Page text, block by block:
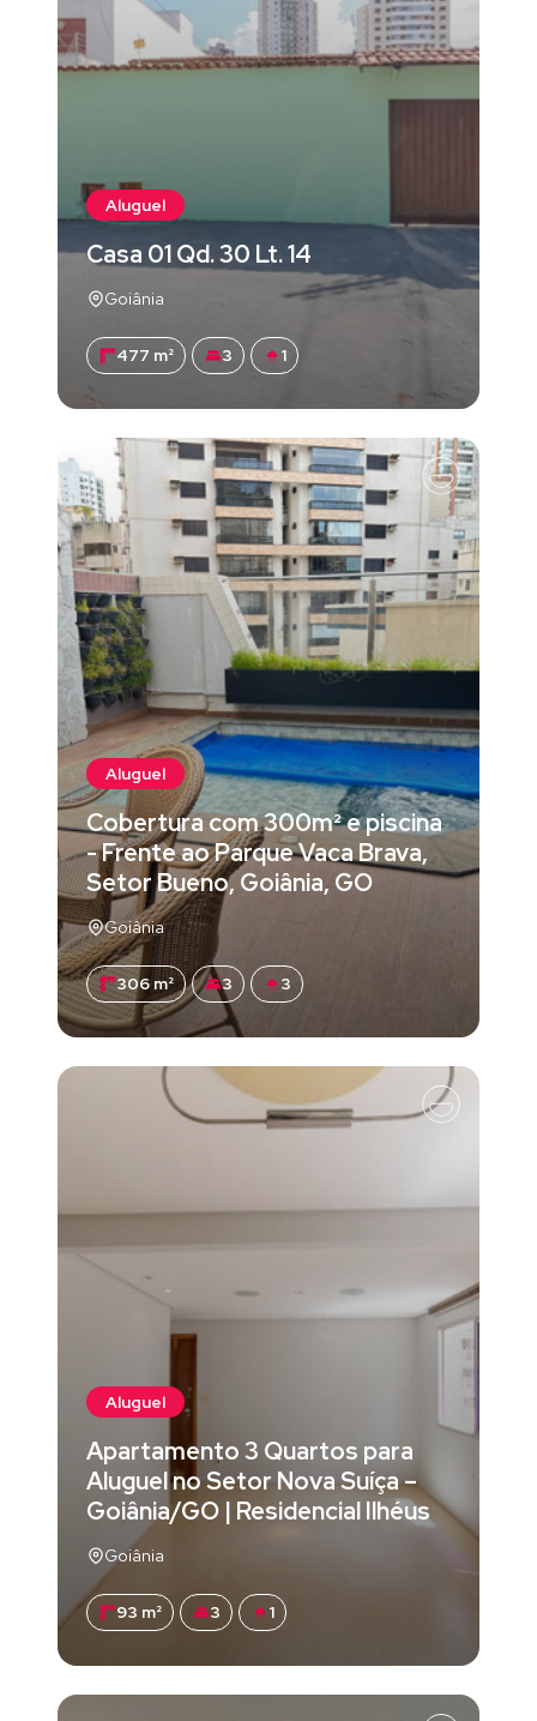
Aluguel
Casa 01 Qd. 30 Lt. 14
Goiânia
477 m² 3 1
Aluguel
Cobertura com 300m² e piscina
- Frente ao Parque Vaca Brava,
Setor Bueno, Goiânia, GO
Goiânia
306 m² 3 3
Aluguel
Apartamento 3 Quartos para
Aluguel no Setor Nova Suíça –
Goiânia/GO | Residencial Ilhéus
Goiânia
93 m² 3 1